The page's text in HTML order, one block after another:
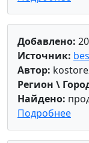
Добавлено:
Источник:
Автор:
Регион \
Найдено:
Подробнее